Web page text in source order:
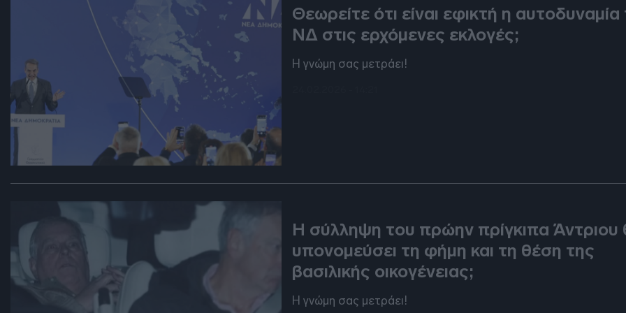
Θεωρείτε ότι είναι εφικτή η αυτοδυναμία
ΝΔ στις ερχόμενες εκλογές;
Η γνώμη σας μετράει!
Η σύλληψη του πρώην πρίγκιπα Άντριου
υπονομεύσει τη φήμη και τη θέση της
βασιλικής οικογένειας;
Η γνώμη σας μετράει!